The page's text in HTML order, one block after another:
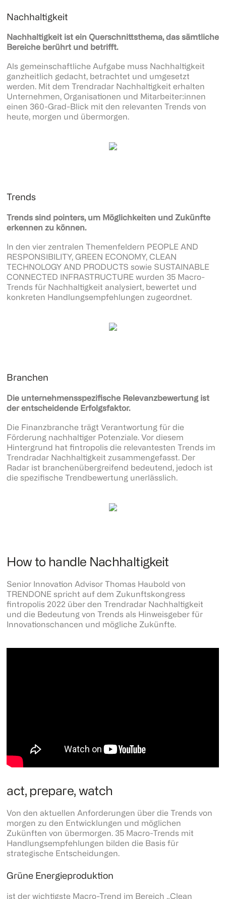
Nachhaltigkeit
Nachhaltigkeit ist ein Querschnittsthema, das sämtliche
Bereiche berührt und betrifft.
Als gemeinschaftliche Aufgabe muss Nachhaltigkeit
ganzheitlich gedacht, betrachtet und umgesetzt
werden. Mit dem Trendradar Nachhaltigkeit erhalten
Unternehmen, Organisationen und Mitarbeiter:innen
einen 360-Grad-Blick mit den relevanten Trends von
heute, morgen und übermorgen.
Trends
Trends sind pointers, um Möglichkeiten und Zukünfte
erkennen zu können.
In den vier zentralen Themenfeldern PEOPLE AND
RESPONSIBILITY, GREEN ECONOMY, CLEAN
TECHNOLOGY AND PRODUCTS sowie SUSTAINABLE
CONNECTED INFRASTRUCTURE wurden 35 Macro-
Trends für Nachhaltigkeit analysiert, bewertet und
konkreten Handlungsempfehlungen zugeordnet.
Branchen
Die unternehmensspezifische Relevanzbewertung ist
der entscheidende Erfolgsfaktor.
Die Finanzbranche trägt Verantwortung für die
Förderung nachhaltiger Potenziale. Vor diesem
Hintergrund hat fintropolis die relevantesten Trends im
Trendradar Nachhaltigkeit zusammengefasst. Der
Radar ist branchenübergreifend bedeutend, jedoch ist
die spezifische Trendbewertung unerlässlich.
How to handle Nachhaltigkeit
Senior Innovation Advisor Thomas Haubold von
TRENDONE spricht auf dem Zukunftskongress
fintropolis 2022 über den Trendradar Nachhaltigkeit
und die Bedeutung von Trends als Hinweisgeber für
Innovationschancen und mögliche Zukünfte.
act, prepare, watch
Von den aktuellen Anforderungen über die Trends von
morgen zu den Entwicklungen und möglichen
Zukünften von übermorgen. 35 Macro-Trends mit
Handlungsempfehlungen bilden die Basis für
strategische Entscheidungen.
Grüne Energieproduktion
ist der wichtigste Macro-Trend im Bereich „Clean